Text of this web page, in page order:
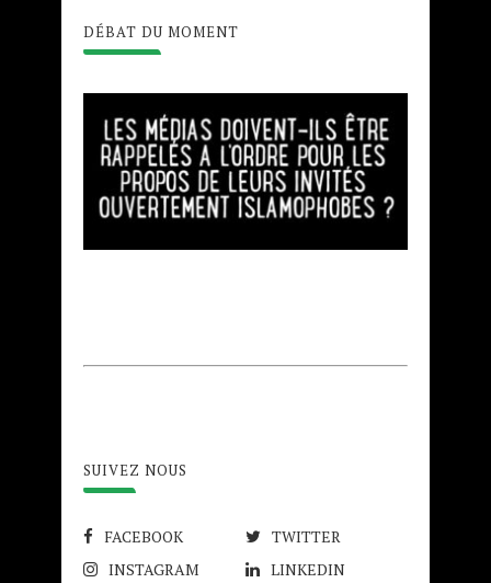
DÉBAT DU MOMENT
SUIVEZ NOUS
FACEBOOK
TWITTER
INSTAGRAM
LINKEDIN